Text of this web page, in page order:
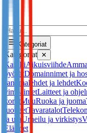
Kategoriat
Kategoriat ✕
KaikkiAikuisviihde
pyörätDomainnimet ja
sanomalehdet ja lehdet
vimpaimetLaitteet ja
korut MuuRuoka ja juoma
tuotteetTavaratalot
ja ura Urheilu ja virkistys
Eläimet